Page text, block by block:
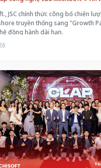
JSC chính thức công bố chiến
truyền thống sang "Growth
đồng hành dài hạn.